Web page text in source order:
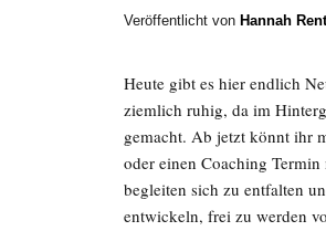
Veröffentlicht von Hannah
Heute gibt es hier endlich
ziemlich ruhig, da im
gemacht. Ab jetzt könnt ihr
oder einen Coaching
begleiten sich zu entfalten
entwickeln, frei zu werden